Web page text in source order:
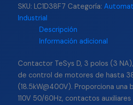
SKU:LC1D38F7 Categoría:
Industrial
Descripción
Información adicional
Contactor TeSys D, 3 polos (3
de control de motores de hasta
(18.5kW@400V). Proporciona una
110V 50/60Hz, contactos